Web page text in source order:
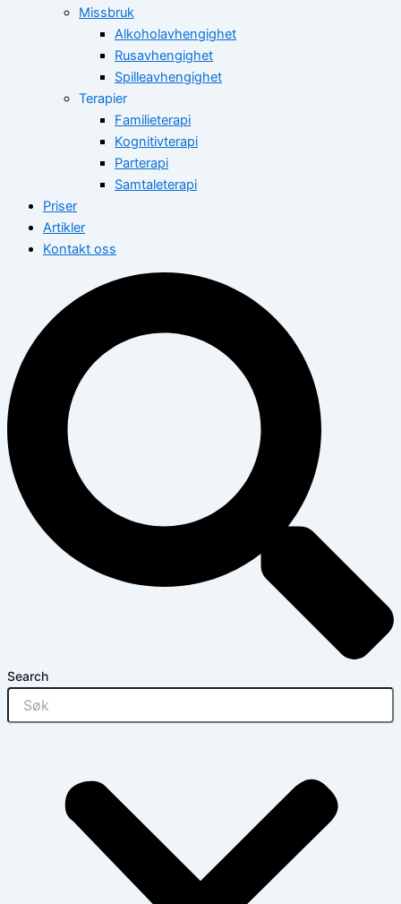
Missbruk
Alkoholavhengighet
Rusavhengighet
Spilleavhengighet
Terapier
Familieterapi
Kognitivterapi
Parterapi
Samtaleterapi
Priser
Artikler
Kontakt oss
Search